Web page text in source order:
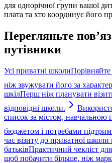
для однорічної групи вашої
плата та хто координує його
Перегляньте
путівники
Усі приватні школи
ніж звужувати його за
шкілПерш ніж планувати
відповідні школи.
список за містом,
бюджетом і потребами
час візиту до приватної школи
батьківПрактичний чекліст
щоб побачити більше, ніж